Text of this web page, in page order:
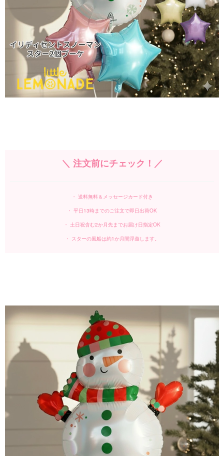
＼ 注文前にチェック！／
・ 送料無料＆メッセージカード付き
・ 平日13時までのご注文で即日出荷OK
・ 土日祝含む2か月先までお届け日指定OK
・ スターの風船は約1か月間浮遊します。